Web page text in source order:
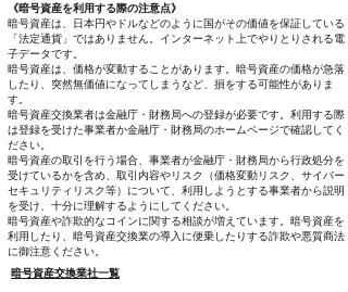
《暗号資産を利用する際の注意点》
暗号資産は、日本円やドルなどのように国がその価値を保証している
「法定通貨」ではありません。インターネット上でやりとりされる電
子データです。
暗号資産は、価格が変動することがあります。暗号資産の価格が急落
したり、突然無価値になってしまうなど、損をする可能性がありま
す。
暗号資産交換業者は金融庁・財務局への登録が必要です。利用する際
は登録を受けた事業者か金融庁・財務局のホームページで確認してく
ださい。
暗号資産の取引を行う場合、事業者が金融庁・財務局から行政処分を
受けているかを含め、取引内容やリスク（価格変動リスク、サイバー
セキュリティリスク等）について、利用しようとする事業者から説明
を受け、十分に理解するようにしてください。
暗号資産や詐欺的なコインに関する相談が増えています。暗号資産を
利用したり、暗号資産交換業の導入に便乗したりする詐欺や悪質商法
に御注意ください。
暗号資産交換業社一覧